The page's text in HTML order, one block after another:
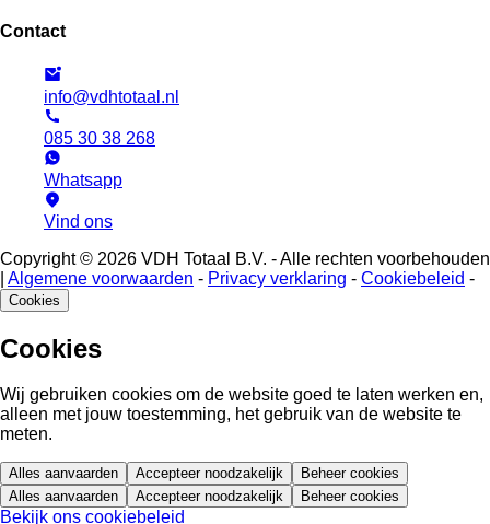
Contact
info@vdhtotaal.nl
085 30 38 268
Whatsapp
Vind ons
Copyright © 2026 VDH Totaal B.V. - Alle rechten voorbehouden
Algemene voorwaarden - Privacy verklaring - Cookiebeleid -
Cookies
Cookies
Wij gebruiken cookies om de website goed te laten werken en,
alleen met jouw toestemming, het gebruik van de website te
meten.
Alles aanvaarden Accepteer noodzakelijk
Beheer cookies
Alles aanvaarden
Accepteer noodzakelijk Beheer cookies
Bekijk ons cookiebeleid